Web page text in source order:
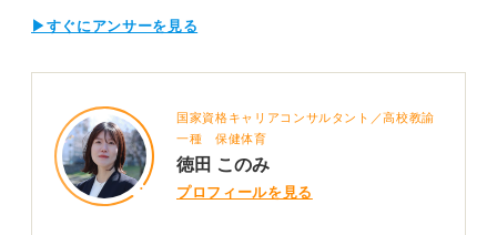
▶すぐにアンサーを見る
国家資格キャリアコンサルタント／高校教諭
一種 保健体育
徳田 このみ
プロフィールを見る